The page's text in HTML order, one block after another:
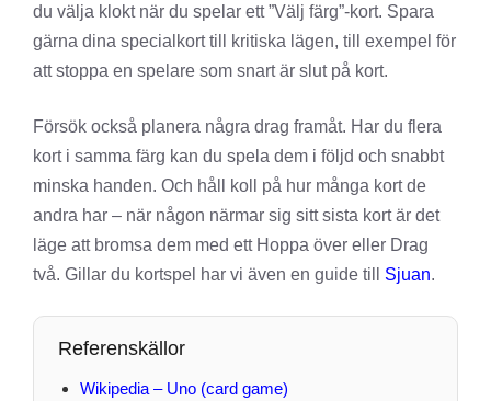
du välja klokt när du spelar ett ”Välj färg”-kort. Spara
gärna dina specialkort till kritiska lägen, till exempel för
att stoppa en spelare som snart är slut på kort.
Försök också planera några drag framåt. Har du flera
kort i samma färg kan du spela dem i följd och snabbt
minska handen. Och håll koll på hur många kort de
andra har – när någon närmar sig sitt sista kort är det
läge att bromsa dem med ett Hoppa över eller Drag
två. Gillar du kortspel har vi även en guide till Sjuan.
Referenskällor
Wikipedia – Uno (card game)